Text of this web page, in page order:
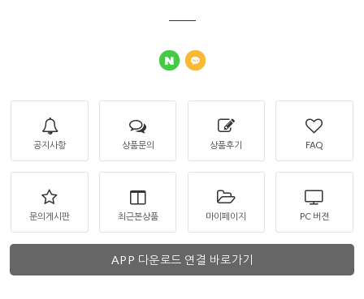
공지사항 상품문의 상품후기 FAQ
문의게시판 최근본상품 마이페이지 PC 버젼
APP 다운로드 연결 바로가기